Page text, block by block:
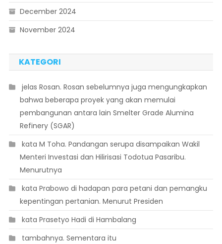
December 2024
November 2024
KATEGORI
 jelas Rosan. Rosan sebelumnya juga mengungkapkan
bahwa beberapa proyek yang akan memulai
pembangunan antara lain Smelter Grade Alumina
Refinery (SGAR)
 kata M Toha. Pandangan serupa disampaikan Wakil
Menteri Investasi dan Hilirisasi Todotua Pasaribu.
Menurutnya
 kata Prabowo di hadapan para petani dan pemangku
kepentingan pertanian. Menurut Presiden
 kata Prasetyo Hadi di Hambalang
 tambahnya. Sementara itu